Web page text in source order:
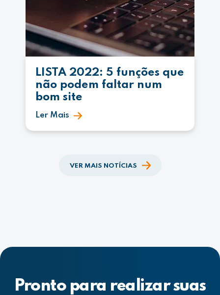
LISTA 2022: 5 funções que
não podem faltar num
bom site
Ler Mais
VER MAIS NOTÍCIAS
Pronto para realizar suas